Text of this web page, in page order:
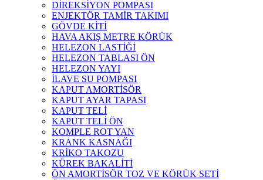
DİREKSİYON POMPASI
ENJEKTÖR TAMİR TAKIMI
GÖVDE KİTİ
HAVA AKIŞ METRE KÖRÜK
HELEZON LASTİĞİ
HELEZON TABLASI ÖN
HELEZON YAYI
İLAVE SU POMPASI
KAPUT AMORTİSÖR
KAPUT AYAR TAPASI
KAPUT TELİ
KAPUT TELİ ÖN
KOMPLE ROT YAN
KRANK KASNAĞI
KRİKO TAKOZU
KÜREK BAKALİTİ
ÖN AMORTİSÖR TOZ VE KÖRÜK SETİ